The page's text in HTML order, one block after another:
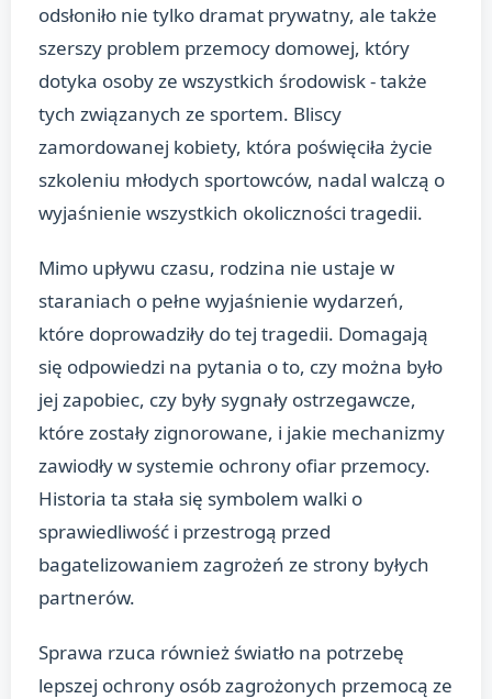
odsłoniło nie tylko dramat prywatny, ale także
szerszy problem przemocy domowej, który
dotyka osoby ze wszystkich środowisk - także
tych związanych ze sportem. Bliscy
zamordowanej kobiety, która poświęciła życie
szkoleniu młodych sportowców, nadal walczą o
wyjaśnienie wszystkich okoliczności tragedii.
Mimo upływu czasu, rodzina nie ustaje w
staraniach o pełne wyjaśnienie wydarzeń,
które doprowadziły do tej tragedii. Domagają
się odpowiedzi na pytania o to, czy można było
jej zapobiec, czy były sygnały ostrzegawcze,
które zostały zignorowane, i jakie mechanizmy
zawiodły w systemie ochrony ofiar przemocy.
Historia ta stała się symbolem walki o
sprawiedliwość i przestrogą przed
bagatelizowaniem zagrożeń ze strony byłych
partnerów.
Sprawa rzuca również światło na potrzebę
lepszej ochrony osób zagrożonych przemocą ze